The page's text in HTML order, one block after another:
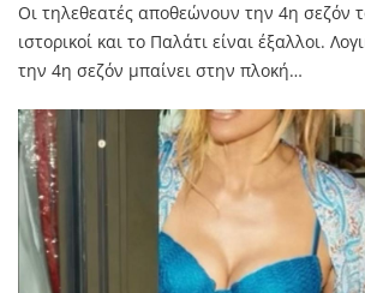
Οι τηλεθεατές αποθεώνουν την 4η σεζόν
ιστορικοί και το Παλάτι είναι έξαλλοι.
την 4η σεζόν μπαίνει στην πλοκή…